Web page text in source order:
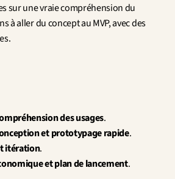
sur une vraie compréhension du
à aller du concept au MVP, avec des
des usages.
et prototypage rapide.
itération.
et plan de lancement.